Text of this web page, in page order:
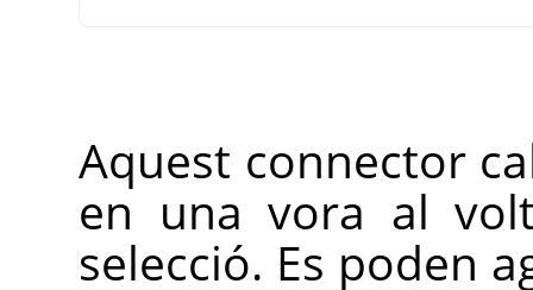
Aquest connector
en una vora al
selecció. Es poden